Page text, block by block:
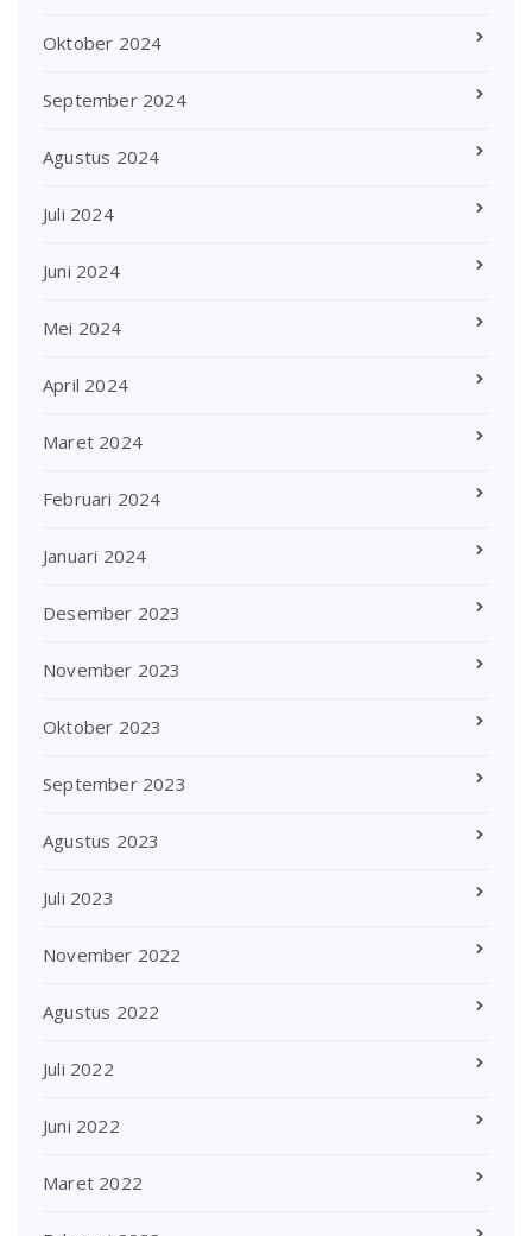
Oktober 2024
September 2024
Agustus 2024
Juli 2024
Juni 2024
Mei 2024
April 2024
Maret 2024
Februari 2024
Januari 2024
Desember 2023
November 2023
Oktober 2023
September 2023
Agustus 2023
Juli 2023
November 2022
Agustus 2022
Juli 2022
Juni 2022
Maret 2022